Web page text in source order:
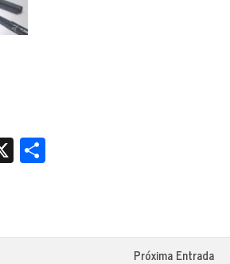
X
pa
Próxima Entrada